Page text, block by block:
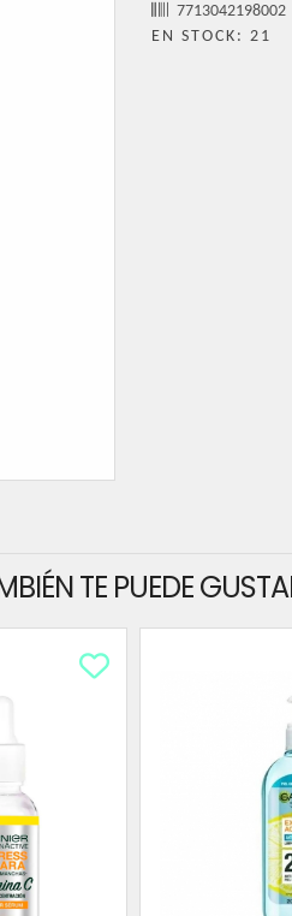
7713042198002
EN STOCK: 21
TE PUEDE